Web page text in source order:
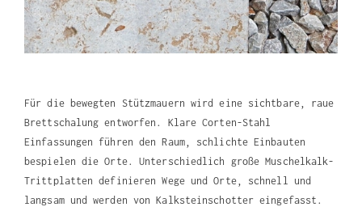
Für die bewegten Stützmauern wird eine sichtbare, raue
Brettschalung entworfen. Klare Corten-Stahl
Einfassungen führen den Raum, schlichte Einbauten
bespielen die Orte. Unterschiedlich große Muschelkalk-
Trittplatten definieren Wege und Orte, schnell und
langsam und werden von Kalksteinschotter eingefasst.